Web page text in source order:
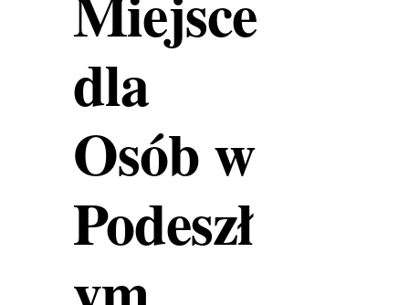
dla
Osób w
Podeszł